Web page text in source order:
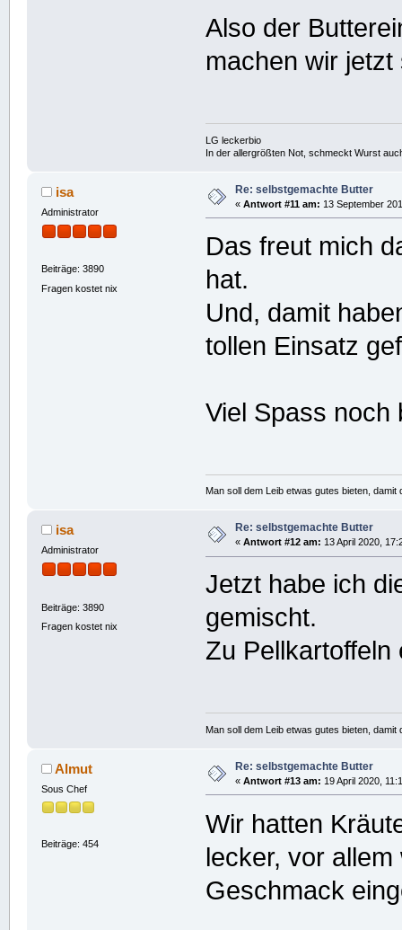
Also der
machen wir
LG leckerbio
In der allergrößten Not, schmeckt Wurst
isa
Administrator
Beiträge: 3890
Fragen kostet nix
Re: selbstgemachte Butter
« Antwort #11 am: 13 September
Das freut mich
hat.
Und, damit
tollen Einsatz
Viel Spass noch
Man soll dem Leib etwas gutes bieten,
isa
Administrator
Beiträge: 3890
Fragen kostet nix
Re: selbstgemachte Butter
« Antwort #12 am: 13 April 2020,
Jetzt habe ich
gemischt.
Zu Pellkartoffeln
Man soll dem Leib etwas gutes bieten,
Almut
Sous Chef
Beiträge: 454
Re: selbstgemachte Butter
« Antwort #13 am: 19 April 2020,
Wir hatten
lecker, vor
Geschmack